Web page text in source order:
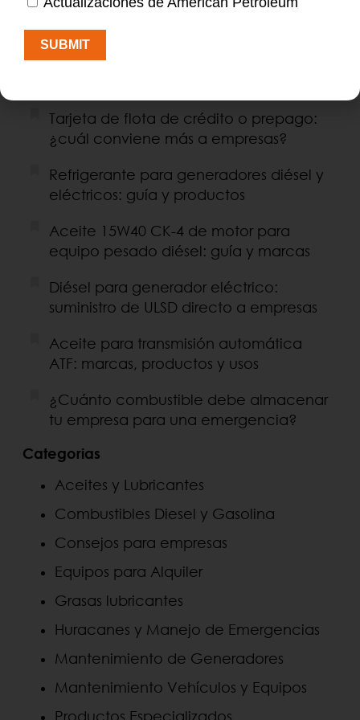
Tarjeta de flota de crédito o prepago:
¿cuál conviene más a empresas?
Refrigerante para generadores diésel y
eléctricos: guía y productos
Aceite 15W40 CK-4 de motor para
equipo pesado diésel: guía y marcas
Diésel para generador eléctrico:
suministro de ULSD directo a empresas
Aceite para transmisión automática
ATF: marcas, productos y usos
¿Cuánto combustible debe almacenar
tu empresa para una emergencia?
Categorias
Aceites y Lubricantes
Combustibles Diesel y Gasolina
Consejos para empresas
Equipos para Alquiler
Grasas lubricantes
Huracanes y Manejo de Emergencias
Mantenimiento de Generadores
Mantenimiento Vehículos y Equipos
Productos Especializados
SUBMIT